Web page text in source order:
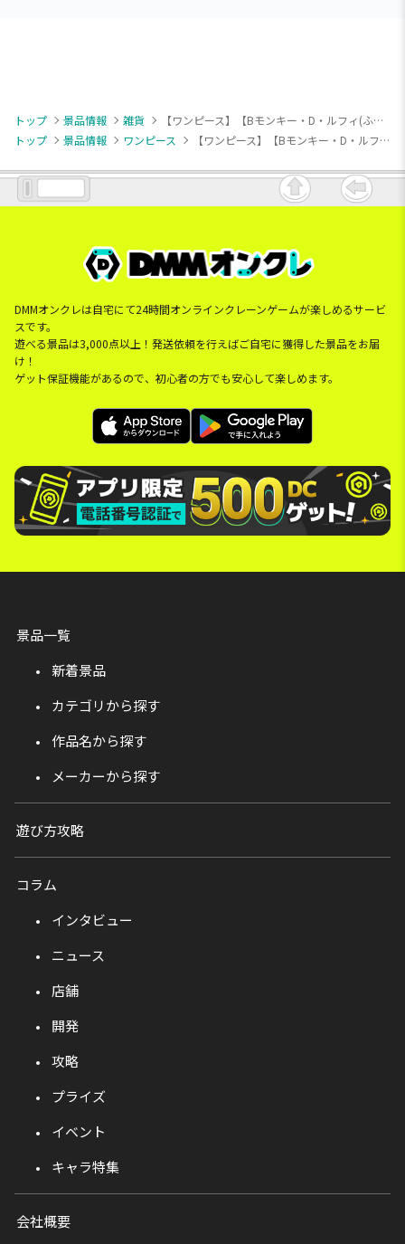
トップ 景品情報 雑貨
【ワンピース】【Bモンキー・D・ルフィ(ふち：紫文字)】ワンピース バンブーどんぶり
トップ
景品情報 ワンピース 【ワンピース】【Bモンキー・D・ルフィ(ふち：紫文字)】ワンピース バンブーどんぶり
DMMオンクレは自宅にて24時間オンラインクレーンゲームが楽しめるサービ
スです。
遊べる景品は3,000点以上！発送依頼を行えばご自宅に獲得した景品をお届
け！
ゲット保証機能があるので、初心者の方でも安心して楽しめます。
景品一覧
新着景品
カテゴリから探す
作品名から探す
メーカーから探す
遊び方攻略
コラム
インタビュー
ニュース
店舗
開発
攻略
プライズ
イベント
キャラ特集
会社概要